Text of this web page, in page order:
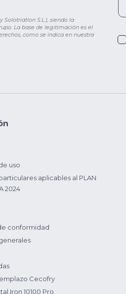
Solotriatlon S.L.), siendo la
La base de legitimación es el
como se indica en nuestra
uso
aplicables al PLAN
2024
conformidad
Cecofry
Iron 10100 Pro